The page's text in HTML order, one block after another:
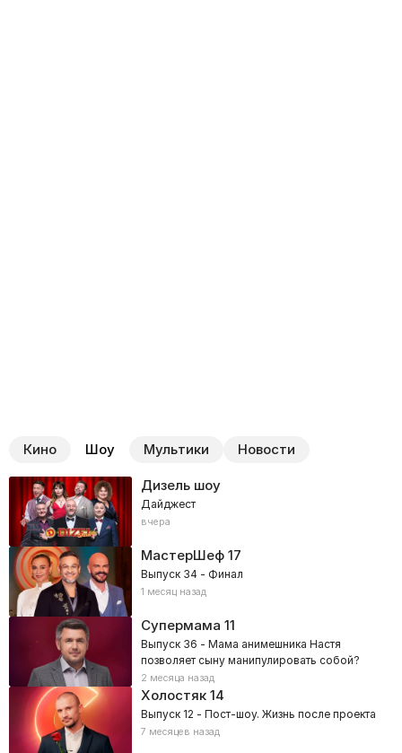
Кино Шоу Мультики Новости
Дизель шоу
Дайджест
вчера
МастерШеф17
Выпуск 34 - Финал
1 месяц назад
Супермама 11
Выпуск 36 - Мама анимешника Настя
позволяет сыну манипулировать собой?
2 месяца назад
Холостяк14
Выпуск 12 - Пост-шоу. Жизнь после проекта
7 месяцев назад